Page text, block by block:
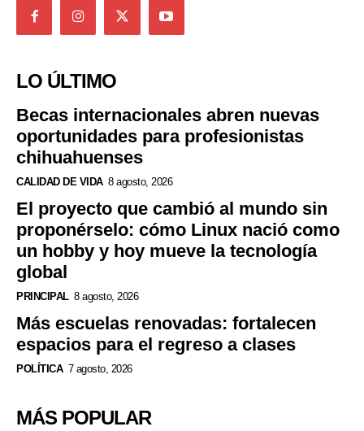
LO ÚLTIMO
Becas internacionales abren nuevas
oportunidades para profesionistas
chihuahuenses
CALIDAD DE VIDA 8 agosto, 2026
El proyecto que cambió al mundo sin
proponérselo: cómo Linux nació como
un hobby y hoy mueve la tecnología
global
PRINCIPAL 8 agosto, 2026
Más escuelas renovadas: fortalecen
espacios para el regreso a clases
POLÍTICA 7 agosto, 2026
MÁS POPULAR